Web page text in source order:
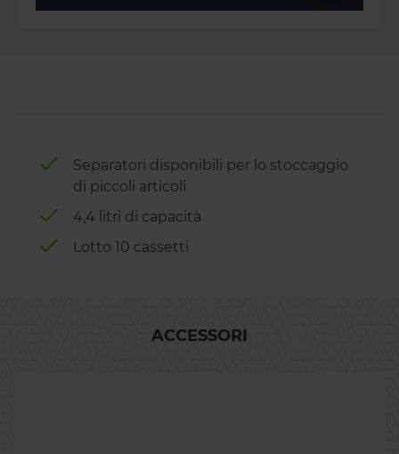
Separatori disponibili per lo stoccaggio
di piccoli articoli
4,4 litri di capacità
Lotto 10 cassetti
ACCESSORI